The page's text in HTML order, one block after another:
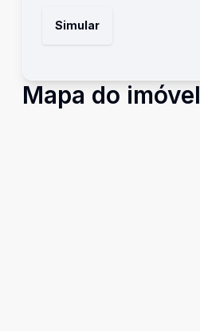
Simular
Mapa do imóvel